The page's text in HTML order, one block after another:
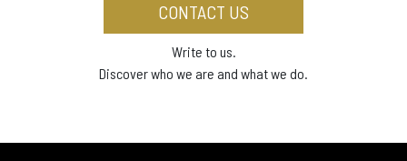
CONTACT US
Write to us.
Discover who we are and what we do.